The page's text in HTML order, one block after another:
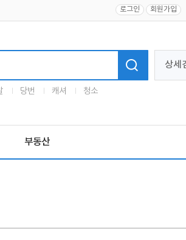
로그인 회원가입
상세
당번 캐셔 청소
부동산